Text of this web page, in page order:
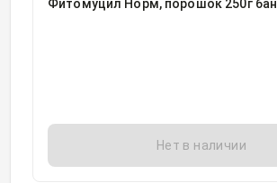
Фитомуцил Норм, порошок 250г
Нет в наличии